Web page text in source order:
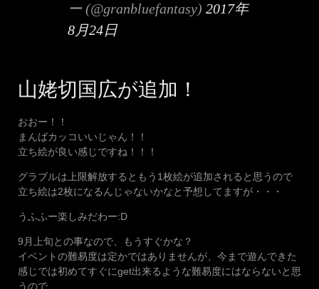
ー (@granbluefantasy) 2017年
8月24日
山姥切国広が追加！
おおー！！
まんばカッコいいじゃん！！
立ち絵が良い感じですね！！！
グラブルは上限解放するともう1枚絵が追加されると思うので
立ち絵は2枚になるんじゃないかなと予想してますが・・・
うふふー楽しみだわー:D
9月上旬との事なので、もうすぐかな？
イベントの難易度は定かではありませんが、今まで遊んできた
感じでは初めてすぐにget出来るような難易度にはならないと思
うので